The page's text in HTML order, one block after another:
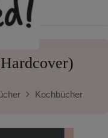
Kochbücher